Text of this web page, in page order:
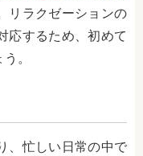
リラクゼーションの
応するため、初めて
。
、忙しい日常の中で